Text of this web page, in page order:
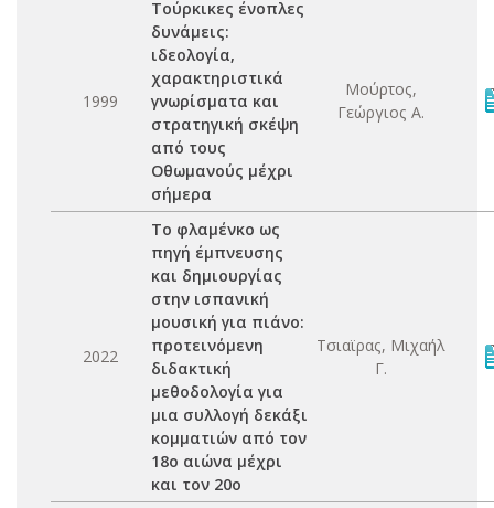
1999
Τούρκικες ένοπλες
δυνάμεις:
ιδεολογία,
χαρακτηριστικά
γνωρίσματα και
στρατηγική σκέψη
από τους
Οθωμανούς μέχρι
σήμερα
Μούρτος,
Γεώργιος Α.
2022
Το φλαμένκο ως
πηγή έμπνευσης
και δημιουργίας
στην ισπανική
μουσική για πιάνο:
προτεινόμενη
διδακτική
μεθοδολογία για
μια συλλογή δεκάξι
κομματιών από τον
18ο αιώνα μέχρι
και τον 20ο
Τσιαϊρας, Μιχαήλ
Γ.